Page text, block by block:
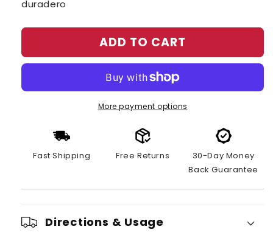
duradero
ADD TO CART
More payment options
Fast Shipping Free Returns
30-Day Money
Back Guarantee
Directions & Usage